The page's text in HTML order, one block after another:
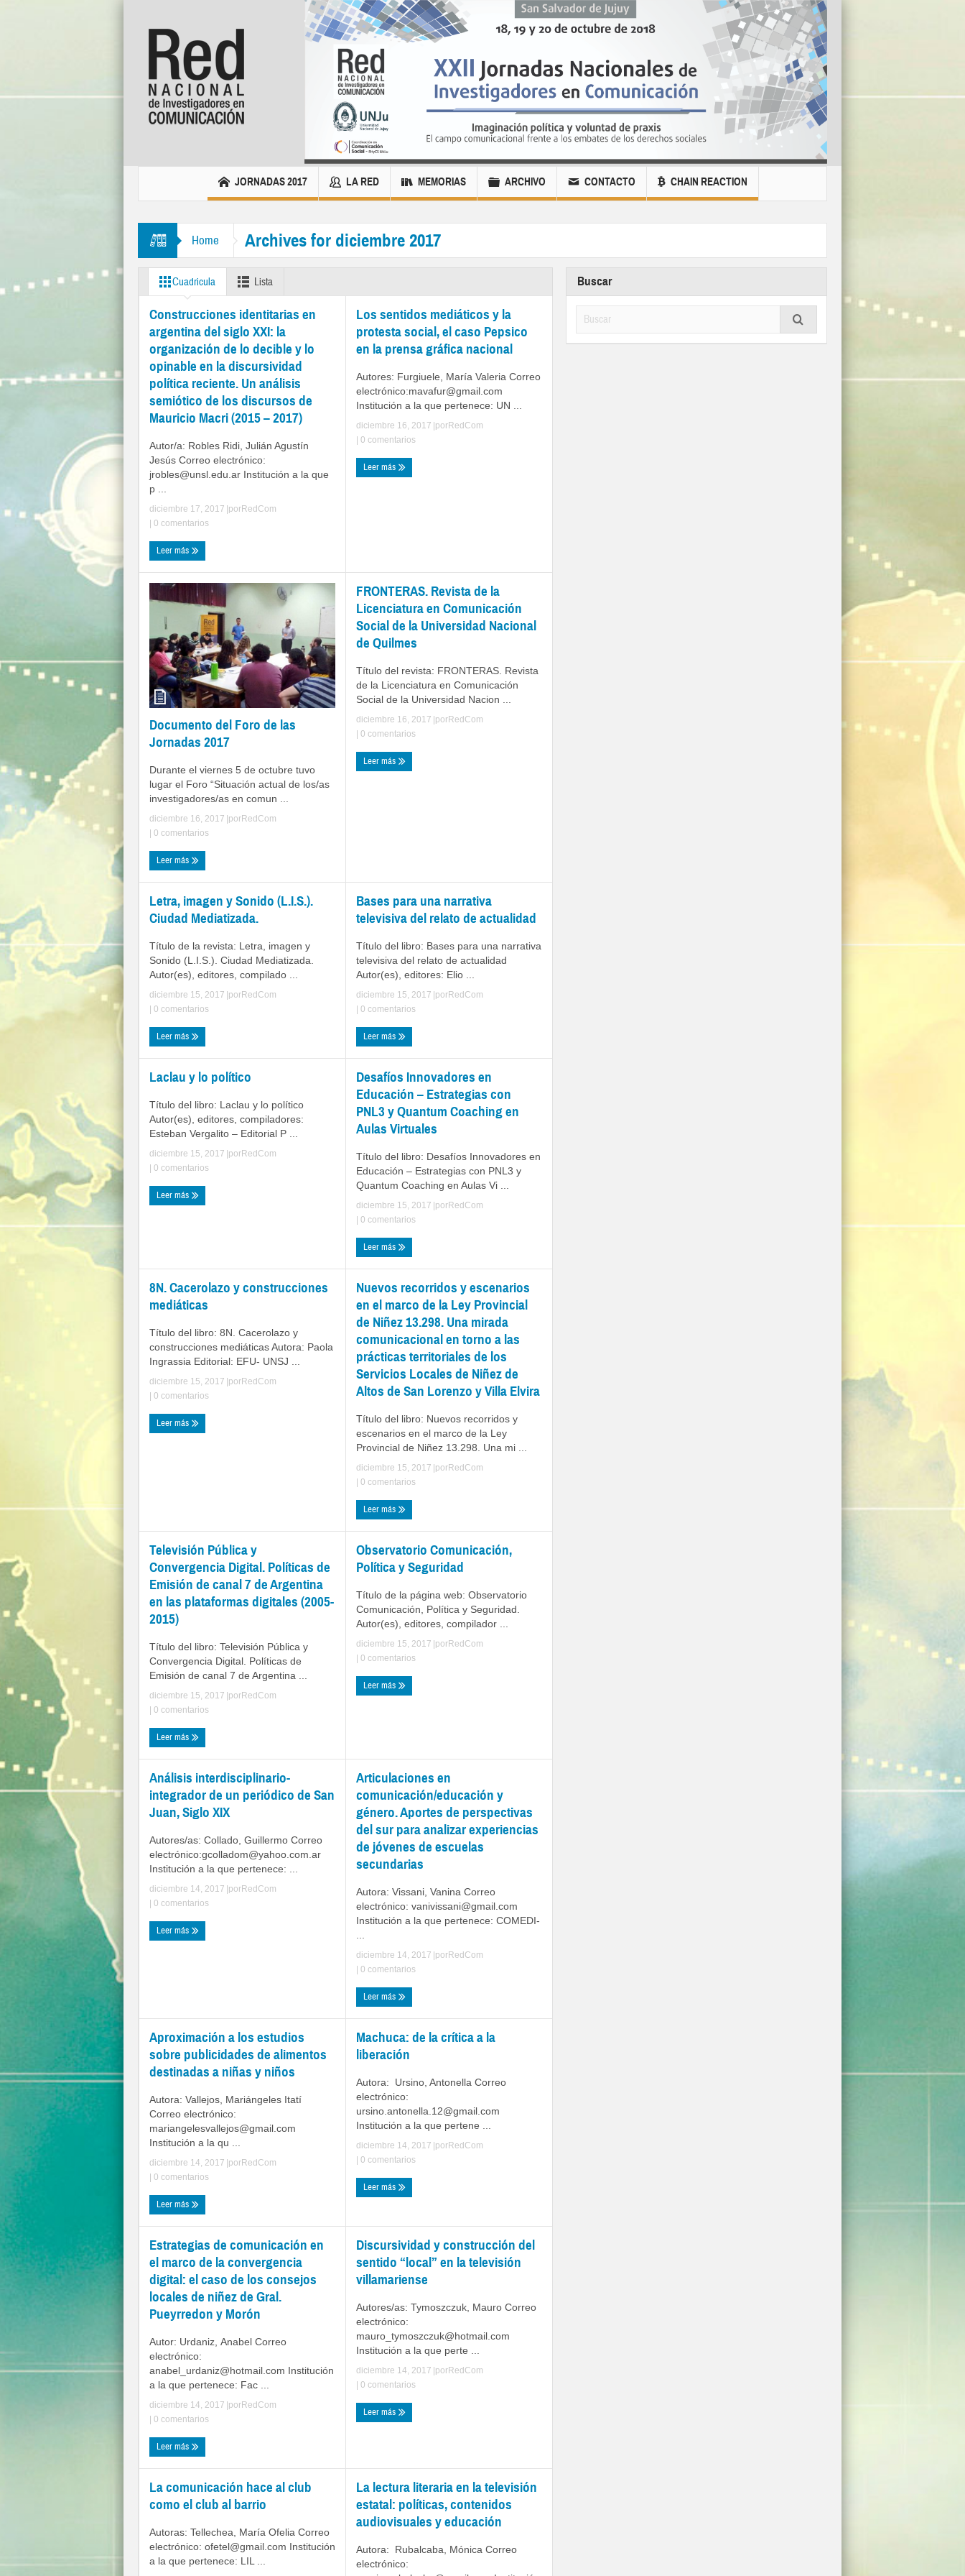
JORNADAS 2017 LA RED MEMORIAS ARCHIVO CONTACTO CHAIN REACTION
Home Archives for diciembre 2017
Cuadricula Lista
Construcciones identitarias en
argentina del siglo XXI: la
organización de lo decible y lo
opinable en la discursividad
política reciente. Un análisis
semiótico de los discursos de
Mauricio Macri (2015 – 2017)
Autor/a: Robles Ridi, Julián Agustín
Jesús Correo electrónico:
jrobles@unsl.edu.ar Institución a la que
p ...
diciembre 17, 2017 |porRedCom
0 comentarios
Leer más
Los sentidos mediáticos y la
protesta social, el caso Pepsico
en la prensa gráfica nacional
Autores: Furgiuele, María Valeria Correo
electrónico:mavafur@gmail.com
Institución a la que pertenece: UN ...
diciembre 16, 2017 |porRedCom
0 comentarios
Leer más
Documento del Foro de las
Jornadas 2017
Durante el viernes 5 de octubre tuvo
lugar el Foro “Situación actual de los/as
investigadores/as en comun ...
diciembre 16, 2017 |porRedCom
0 comentarios
Leer más
FRONTERAS. Revista de la
Licenciatura en Comunicación
Social de la Universidad Nacional
de Quilmes
Título del revista: FRONTERAS. Revista
de la Licenciatura en Comunicación
Social de la Universidad Nacion ...
diciembre 16, 2017 |porRedCom
0 comentarios
Leer más
Letra, imagen y Sonido (L.I.S.).
Ciudad Mediatizada.
Título de la revista: Letra, imagen y
Sonido (L.I.S.). Ciudad Mediatizada.
Autor(es), editores, compilado ...
diciembre 15, 2017 |porRedCom
0 comentarios
Leer más
Bases para una narrativa
televisiva del relato de actualidad
Título del libro: Bases para una narrativa
televisiva del relato de actualidad
Autor(es), editores: Elio ...
diciembre 15, 2017 |porRedCom
0 comentarios
Leer más
Laclau y lo político
Título del libro: Laclau y lo político
Autor(es), editores, compiladores:
Esteban Vergalito – Editorial P ...
diciembre 15, 2017 |porRedCom
0 comentarios
Leer más
Desafíos Innovadores en
Educación – Estrategias con
PNL3 y Quantum Coaching en
Aulas Virtuales
Título del libro: Desafíos Innovadores en
Educación – Estrategias con PNL3 y
Quantum Coaching en Aulas Vi ...
diciembre 15, 2017 |porRedCom
0 comentarios
Leer más
8N. Cacerolazo y construcciones
mediáticas
Título del libro: 8N. Cacerolazo y
construcciones mediáticas Autora: Paola
Ingrassia Editorial: EFU- UNSJ ...
diciembre 15, 2017 |porRedCom
0 comentarios
Leer más
Nuevos recorridos y escenarios
en el marco de la Ley Provincial
de Niñez 13.298. Una mirada
comunicacional en torno a las
prácticas territoriales de los
Servicios Locales de Niñez de
Altos de San Lorenzo y Villa Elvira
Título del libro: Nuevos recorridos y
escenarios en el marco de la Ley
Provincial de Niñez 13.298. Una mi ...
diciembre 15, 2017 |porRedCom
0 comentarios
Leer más
Televisión Pública y
Convergencia Digital. Políticas de
Emisión de canal 7 de Argentina
en las plataformas digitales (2005-
2015)
Título del libro: Televisión Pública y
Convergencia Digital. Políticas de
Emisión de canal 7 de Argentina ...
diciembre 15, 2017 |porRedCom
0 comentarios
Leer más
Observatorio Comunicación,
Política y Seguridad
Título de la página web: Observatorio
Comunicación, Política y Seguridad.
Autor(es), editores, compilador ...
diciembre 15, 2017 |porRedCom
0 comentarios
Leer más
Análisis interdisciplinario-
integrador de un periódico de San
Juan, Siglo XIX
Autores/as: Collado, Guillermo Correo
electrónico:gcolladom@yahoo.com.ar
Institución a la que pertenece: ...
diciembre 14, 2017 |porRedCom
0 comentarios
Leer más
Articulaciones en
comunicación/educación y
género. Aportes de perspectivas
del sur para analizar experiencias
de jóvenes de escuelas
secundarias
Autora: Vissani, Vanina Correo
electrónico: vanivissani@gmail.com
Institución a la que pertenece: COMEDI-
...
diciembre 14, 2017 |porRedCom
0 comentarios
Leer más
Aproximación a los estudios
sobre publicidades de alimentos
destinadas a niñas y niños
Autora: Vallejos, Mariángeles Itatí
Correo electrónico:
mariangelesvallejos@gmail.com
Institución a la qu ...
diciembre 14, 2017 |porRedCom
0 comentarios
Leer más
Machuca: de la crítica a la
liberación
Autora: Ursino, Antonella Correo
electrónico:
ursino.antonella.12@gmail.com
Institución a la que pertene ...
diciembre 14, 2017 |porRedCom
0 comentarios
Leer más
Estrategias de comunicación en
el marco de la convergencia
digital: el caso de los consejos
locales de niñez de Gral.
Pueyrredon y Morón
Autor: Urdaniz, Anabel Correo
electrónico:
anabel_urdaniz@hotmail.com Institución
a la que pertenece: Fac ...
diciembre 14, 2017 |porRedCom
0 comentarios
Leer más
Discursividad y construcción del
sentido “local” en la televisión
villamariense
Autores/as: Tymoszczuk, Mauro Correo
electrónico:
mauro_tymoszczuk@hotmail.com
Institución a la que perte ...
diciembre 14, 2017 |porRedCom
0 comentarios
Leer más
La comunicación hace al club
como el club al barrio
Autoras: Tellechea, María Ofelia Correo
electrónico: ofetel@gmail.com Institución
a la que pertenece: LIL ...
La lectura literaria en la televisión
estatal: políticas, contenidos
audiovisuales y educación
Autora: Rubalcaba, Mónica Correo
electrónico:
Buscar